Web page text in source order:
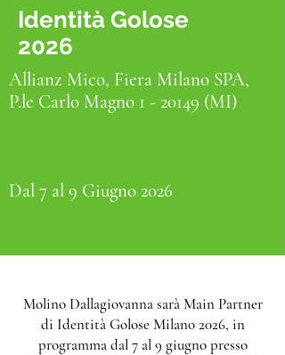
Identità Golose
2026
Allianz Mico, Fiera Milano SPA,
P.le Carlo Magno 1 - 20149 (MI)
Dal 7 al 9 Giugno 2026
Molino Dallagiovanna sarà Main Partner
di Identità Golose Milano 2026, in
programma dal 7 al 9 giugno presso